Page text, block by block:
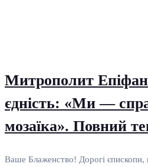
Митрополит
єдність: «Ми —
мозаїка». Повний
Ваше Блаженство! Дорогі єпископи,